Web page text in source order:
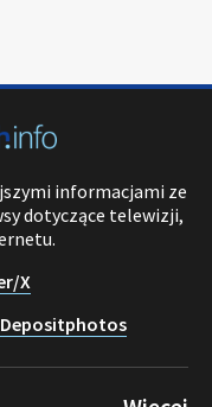
informacjami ze
dotyczące telewizji,
X